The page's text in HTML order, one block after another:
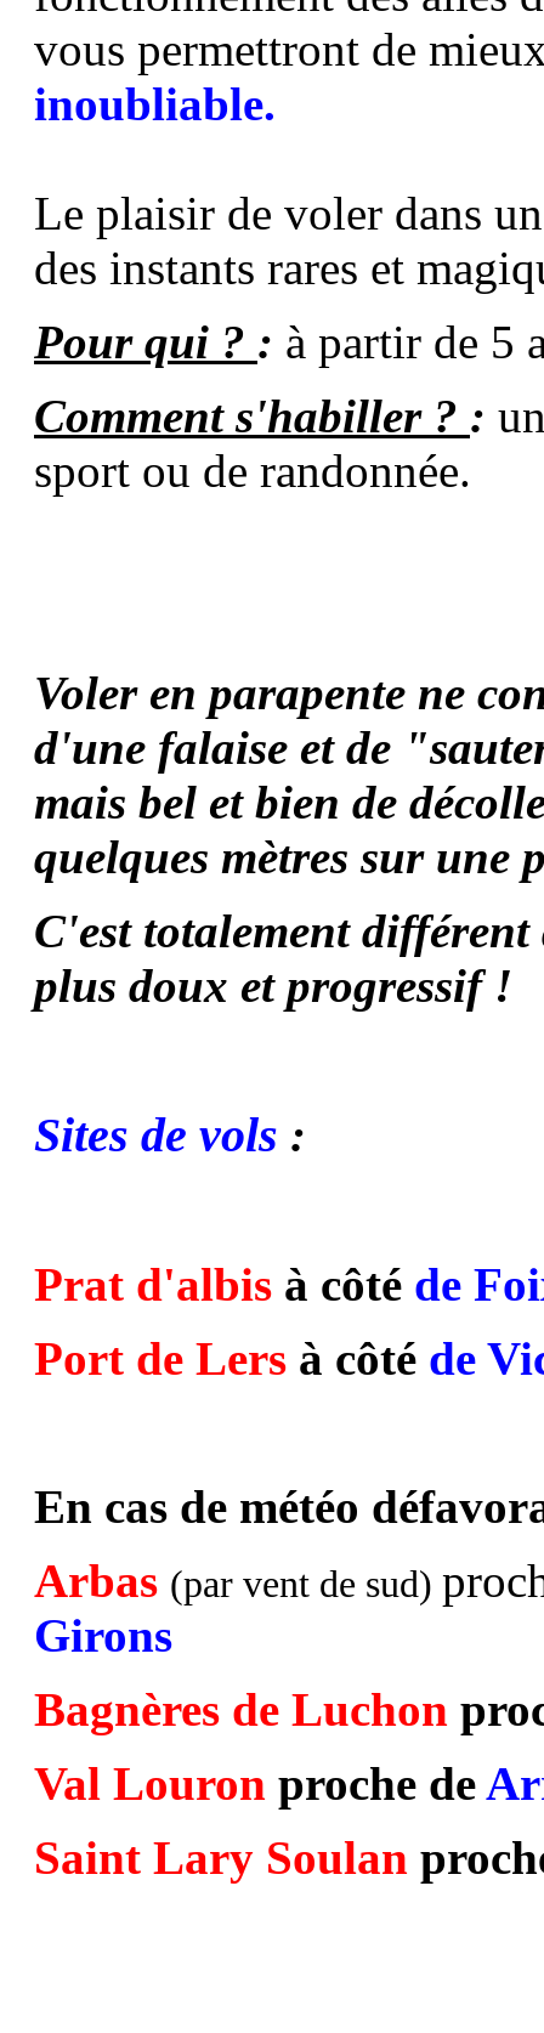
vous permettront de
inoubliable.
Le plaisir de voler dans
des instants rares et
Pour qui ? : à partir de 5
Comment s'habiller ? :
sport ou de randonnée.
Voler en parapente ne
d'une falaise et de
mais bel et bien de
quelques mètres sur une
C'est totalement
plus doux et progressif !
Sites de vols :
Prat d'albis à côté de
Port de Lers à côté de
En cas de météo
Arbas (par vent de sud)
Girons
Bagnères de Luchon
Val Louron proche de
Saint Lary Soulan